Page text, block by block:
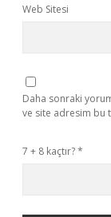
Web Sitesi
Daha sonraki
ve site adresim bu
7 + 8 kaçtır?*